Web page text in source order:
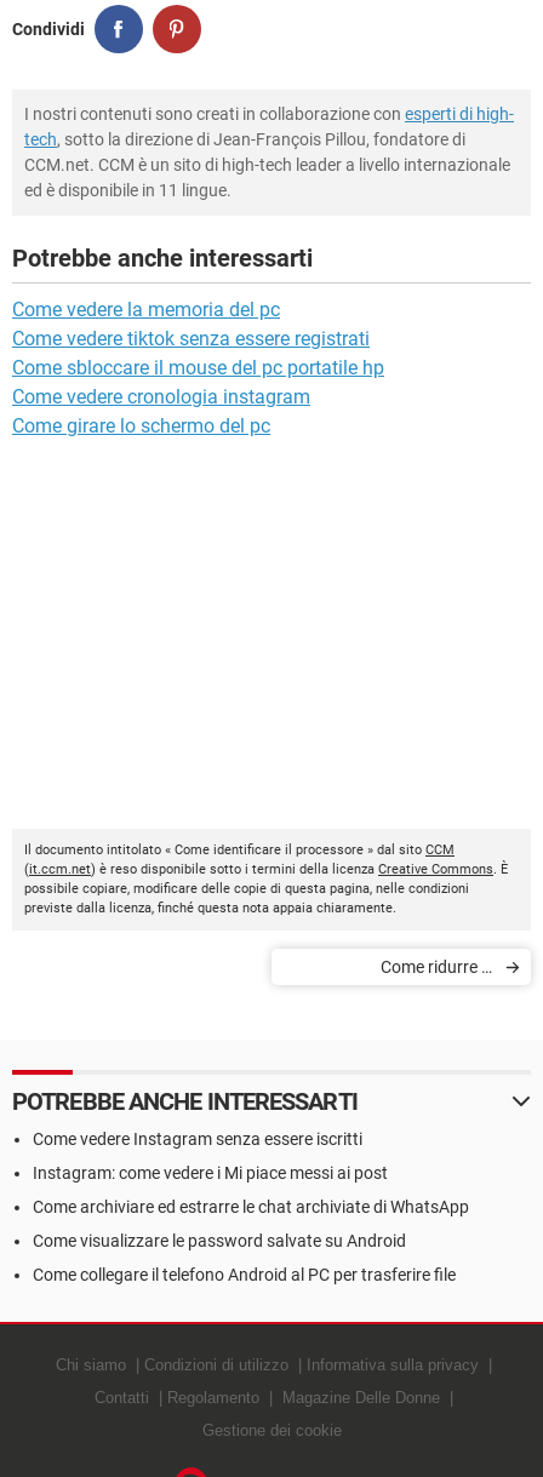
Condividi
I nostri contenuti sono creati in collaborazione con esperti di high-
tech, sotto la direzione di Jean-François Pillou, fondatore di
CCM.net. CCM è un sito di high-tech leader a livello internazionale
ed è disponibile in 11 lingue.
Potrebbe anche interessarti
Come vedere la memoria del pc
Come vedere tiktok senza essere registrati
Come sbloccare il mouse del pc portatile hp
Come vedere cronologia instagram
Come girare lo schermo del pc
Il documento intitolato « Come identificare il processore » dal sito CCM
(it.ccm.net) è reso disponibile sotto i termini della licenza Creative Commons. È
possibile copiare, modificare delle copie di questa pagina, nelle condizioni
previste dalla licenza, finché questa nota appaia chiaramente.
Come ridurre la
POTREBBE ANCHE INTERESSARTI
Come vedere Instagram senza essere iscritti
Instagram: come vedere i Mi piace messi ai post
Come archiviare ed estrarre le chat archiviate di WhatsApp
Come visualizzare le password salvate su Android
Come collegare il telefono Android al PC per trasferire file
Chi siamo Condizioni di utilizzo
Informativa sulla privacy
Contatti
Regolamento
Magazine Delle Donne
Gestione dei cookie